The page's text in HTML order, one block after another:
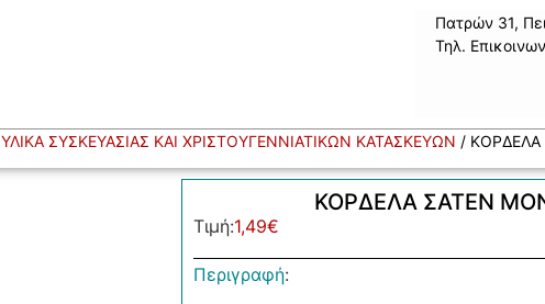
Πατρών 31,
Τηλ.
ΥΛΙΚΑ ΣΥΣΚΕΥΑΣΙΑΣ ΚΑΙ ΧΡΙΣΤΟΥΓΕΝΝΙΑΤΙΚΩΝ ΚΑΤΑΣΚΕΥΩΝ /
ΚΟΡΔΕΛΑ ΣΑΤΕΝ
Τιμή:1,49€
Περιγραφή: